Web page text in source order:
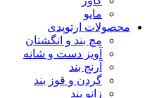
مایو
محصولات ارتوپدی
مچ بند و انگشتان
آویز دست و شانه
آرنج بند
گردن و قوز بند
زانو بند